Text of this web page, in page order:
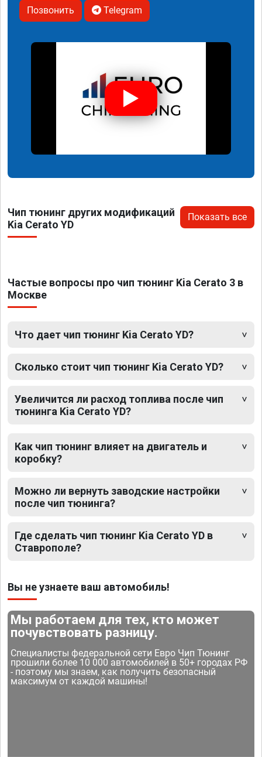
Позвонить Telegram
Чип тюнинг других модификаций
Kia Cerato YD
Показать все
Частые вопросы про чип тюнинг Kia Cerato 3 в
Москве
Что дает чип тюнинг Kia Cerato YD?
Сколько стоит чип тюнинг Kia Cerato YD?
Увеличится ли расход топлива после чип
тюнинга Kia Cerato YD?
Как чип тюнинг влияет на двигатель и
коробку?
Можно ли вернуть заводские настройки
после чип тюнинга?
Где сделать чип тюнинг Kia Cerato YD в
Ставрополе?
Вы не узнаете ваш автомобиль!
Мы работаем для тех, кто может
почувствовать разницу.
Специалисты федеральной сети Евро Чип Тюнинг
прошили более 10 000 автомобилей в 50+ городах РФ
- поэтому мы знаем, как получить безопасный
максимум от каждой машины!